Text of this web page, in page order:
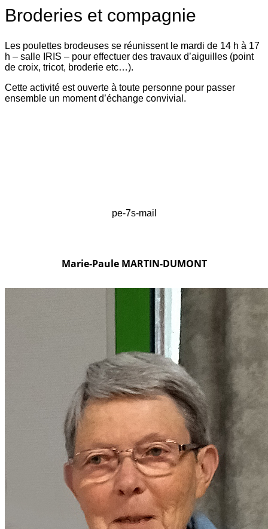
Broderies et compagnie
Les poulettes brodeuses se réunissent le mardi de 14 h à 17
h – salle IRIS – pour effectuer des travaux d’aiguilles (point
de croix, tricot, broderie etc…).
Cette activité est ouverte à toute personne pour passer
ensemble un moment d’échange convivial.
pe-7s-mail
Marie-Paule MARTIN-DUMONT